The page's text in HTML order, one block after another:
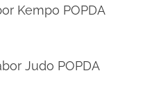
Kempo POPDA
Judo POPDA